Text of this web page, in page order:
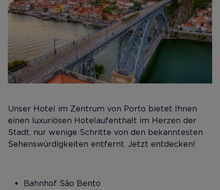
Unser Hotel im Zentrum von Porto bietet Ihnen
einen luxuriösen Hotelaufenthalt im Herzen der
Stadt, nur wenige Schritte von den bekanntesten
Sehenswürdigkeiten entfernt. Jetzt entdecken!
Bahnhof São Bento